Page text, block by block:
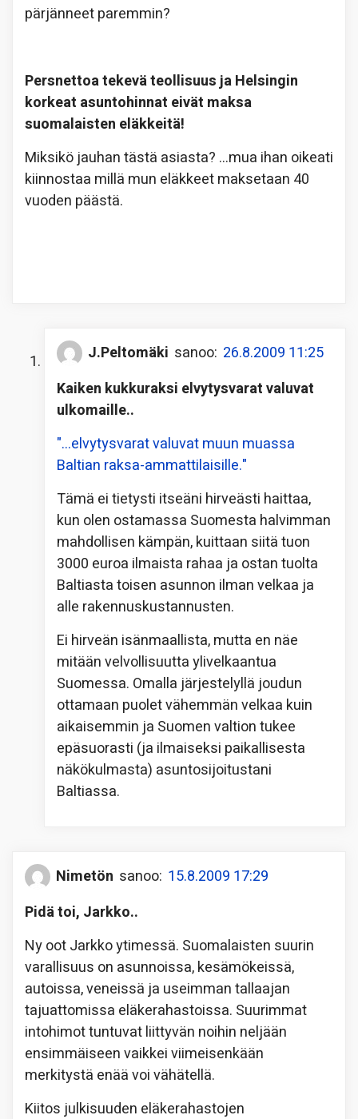
pärjänneet paremmin?
Persnettoa tekevä teollisuus ja Helsingin
korkeat asuntohinnat eivät maksa
suomalaisten eläkkeitä!
Miksikö jauhan tästä asiasta? …mua ihan oikeati
kiinnostaa millä mun eläkkeet maksetaan 40
vuoden päästä.
J.Peltomäki sanoo: 26.8.2009 11:25
Kaiken kukkuraksi elvytysvarat valuvat
ulkomaille..
"…elvytysvarat valuvat muun muassa
Baltian raksa-ammattilaisille."
Tämä ei tietysti itseäni hirveästi haittaa,
kun olen ostamassa Suomesta halvimman
mahdollisen kämpän, kuittaan siitä tuon
3000 euroa ilmaista rahaa ja ostan tuolta
Baltiasta toisen asunnon ilman velkaa ja
alle rakennuskustannusten.
Ei hirveän isänmaallista, mutta en näe
mitään velvollisuutta ylivelkaantua
Suomessa. Omalla järjestelyllä joudun
ottamaan puolet vähemmän velkaa kuin
aikaisemmin ja Suomen valtion tukee
epäsuorasti (ja ilmaiseksi paikallisesta
näkökulmasta) asuntosijoitustani
Baltiassa.
Nimetön sanoo: 15.8.2009 17:29
Pidä toi, Jarkko..
Ny oot Jarkko ytimessä. Suomalaisten suurin
varallisuus on asunnoissa, kesämökeissä,
autoissa, veneissä ja useimman tallaajan
tajuattomissa eläkerahastoissa. Suurimmat
intohimot tuntuvat liittyvän noihin neljään
ensimmäiseen vaikkei viimeisenkään
merkitystä enää voi vähätellä.
Kiitos julkisuuden eläkerahastojen